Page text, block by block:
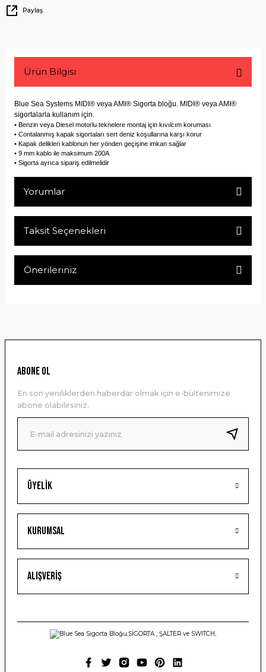
Paylaş
Ürün Bilgisi
Blue Sea Systems MIDI® veya AMI® Sigorta bloğu. MIDI® veya AMI®
sigortalarla kullanım için.
• Benzin veya Diesel motorlu teknelere montaj için kıvılcım koruması
• Contalanmış kapak sigortaları sert deniz koşullarına karşı korur
• Kapak delikleri kablonun her yönden geçişine imkan sağlar
• 9 mm kablo ile maksimum 200A
• Sigorta ayrıca sipariş edilmelidir
Yorumlar
Taksit Seçenekleri
Önerileriniz
Ürün resmi kalitesiz, bozuk veya görüntülenemiyor.
Ürün bilgilerinde hatalar bulunuyor.
Ürün fiyatı diğer sitelerden daha pahalı.
Bu ürüne benzer farklı alternatifler olmalı.
Gönder
Üyelik
Kurumsal
Alışveriş
ABONE OL
En son yeniliklerden haberdar olmak için e-bültenimize
abone olabilirsiniz.